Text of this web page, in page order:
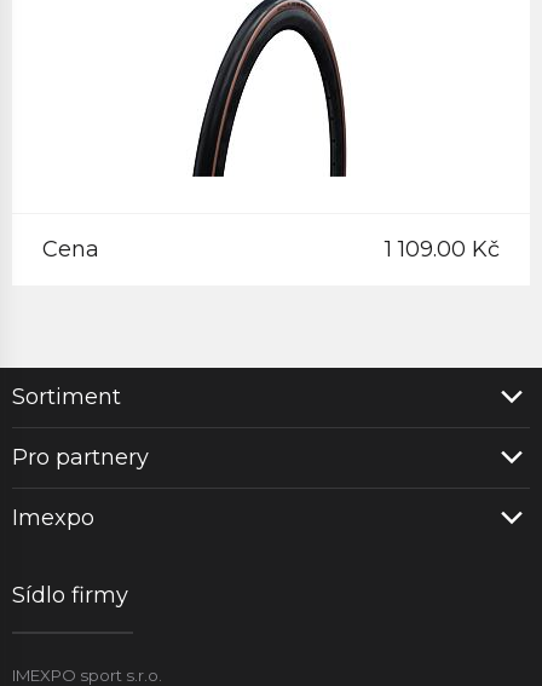
Cena 1 109.00 Kč
Sortiment
Pro partnery
Imexpo
Sídlo firmy
IMEXPO sport s.r.o.